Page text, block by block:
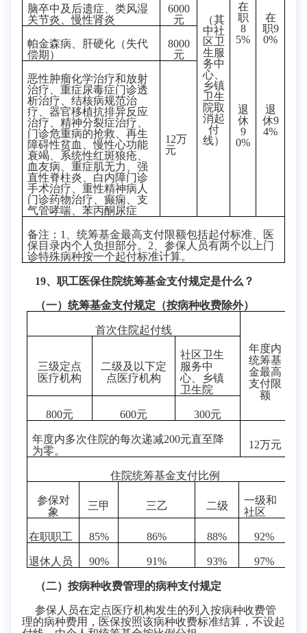
（其
中社
区卫
生服
务中
心、
乡镇
卫生
院取
消起
付
线）
在
职
8
5%
退
休
9
0%
在
职9
0%
退
休9
4%
脑卒中及后遗症、类风湿
关节炎、慢性肾炎
6000
元
帕金森病、肝硬化（失代
偿期）
8000
元
恶性肿瘤化学治疗和放射
治疗、重症尿毒症门诊透
析治疗、结核病规范治
疗、器官移植抗排异反应
治疗、精神分裂症治疗、
门诊危重病的抢救、再生
障碍性贫血、慢性心功能
衰竭、系统性红斑狼疮、
血友病 、重症肌无力 、强
直性脊柱炎
白内障门诊
手术治疗 、重性精神病人
门诊药物治疗 、癫痫 、支
气管哮喘 、苯丙酮尿症
12万
元
备注：1、统筹基金最高支付限额包括起付标准、医
保目录内个人负担部分。 2 、参保人员有两个以上门
诊特殊病种按一个起付标准计算。
19、职工医保住院统筹基金支付规定是什么？
（一）统筹基金支付规定（按病种收费除外）
首次住院起付线
年度内
统筹基
金最高
支付限
额
三级定点
医疗机构
二级及以下定
点医疗机构
社区卫生
服务中
心、乡镇
卫生院
800元 600元 300元
年度内多次住院的每次递减200元直至降
为零。
12万元
住院统筹基金支付比例
参保对
象
三甲 三乙 二级
一级和
社区
在职职工 85% 86% 88% 92%
退休人员 90% 91% 93% 97%
（二）按病种收费管理的病种支付规定
参保人员在定点医疗机构发生的列入按病种收费管
理的病种费用，医保按照该病种收费标准结算，不设起